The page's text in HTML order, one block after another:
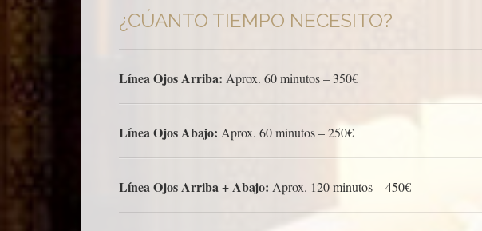
¿CÚANTO TIEMPO NECESITO?
Línea Ojos Arriba: Aprox. 60 minutos – 350€
Línea Ojos Abajo: Aprox. 60 minutos – 250€
Línea Ojos Arriba + Abajo: Aprox. 120 minutos – 450€